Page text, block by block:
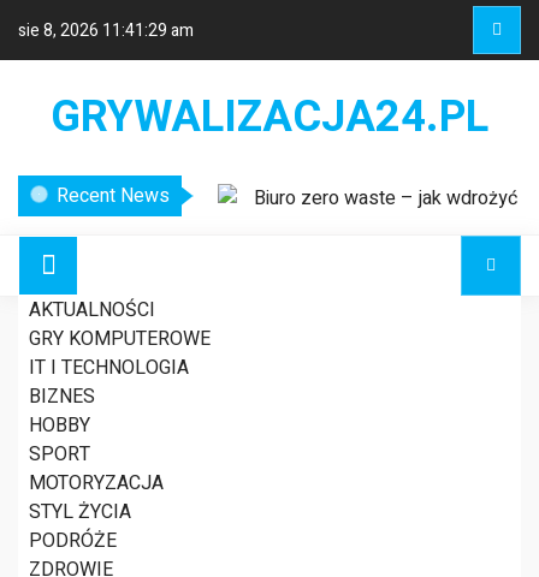
sie 8, 2026 11:41:29 am
GRYWALIZACJA24.PL
Recent News
Biuro zero waste – jak wdrożyć
AKTUALNOŚCI
GRY KOMPUTEROWE
IT I TECHNOLOGIA
BIZNES
HOBBY
SPORT
MOTORYZACJA
STYL ŻYCIA
PODRÓŻE
ZDROWIE
SPECJALIZACJA
TALENTU
AKTUALNOŚCI
Nazwać to można „specjalizacją talentu”.